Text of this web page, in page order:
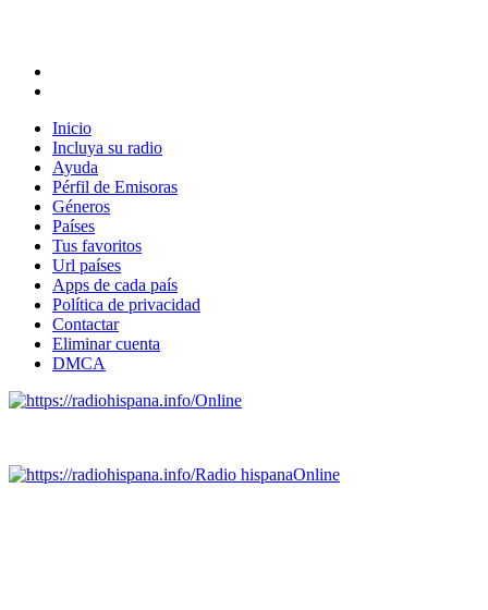
Inicio
Incluya su radio
Ayuda
Pérfil de Emisoras
Géneros
Países
Tus favoritos
Url países
Apps de cada país
Política de privacidad
Contactar
Eliminar cuenta
DMCA
Online
Radio hispanaOnline